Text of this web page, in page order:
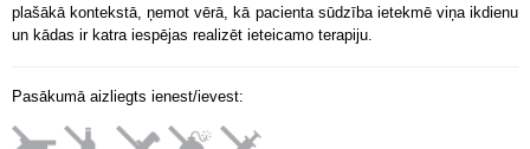
plašākā kontekstā, ņemot vērā, kā pacienta sūdzība ietekmē viņa ikdienu
un kādas ir katra iespējas realizēt ieteicamo terapiju.
Pasākumā aizliegts ienest/ievest: